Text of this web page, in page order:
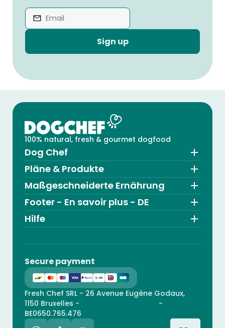
Sign up
100% natural, fresh & gourmet dogfood
Dog Chef
Pläne & Produkte
Maßgeschneiderte Ernährung
Footer - En savoir plus - DE
Hilfe
Secure payment
Fresh Chef SRL - 26 Avenue Eugène Godaux,
1150 Bruxelles -
-
BE0650.765.476